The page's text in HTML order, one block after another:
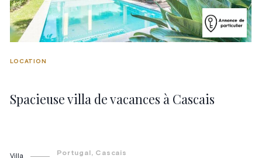
Spacieuse villa de vacances à Cascais
LOCATION
Villa Portugal , Cascais